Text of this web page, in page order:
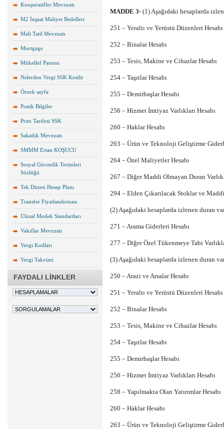
Kooperatifler Mevzuatı
M2 İnşaat Maliyet Bedelleri
Mali Tatil Mevzuatı
Mortgage
Mükellef Panosu
Nelerden Vergi SSK Kesilir
Örnek sayfa
Pratik Bilgiler
Prim Tarifesi SSK
Sakatlık Mevzuatı
SMMM Ertan KOŞUCU
Sosyal Güvenlik Terimleri
Sözlüğü
Tek Düzen Hesap Planı
Transfer Fiyatlandırması
Ulusal Meslek Standartları
Vakıflar Mevzuatı
Vergi Kodları
Vergi Takvimi
FAYDALI LİNKLER
MADDE 3- (1) Aşağıdaki hesaplarda
251 – Yeraltı ve Yerüstü Düzenleri Hesabı
252 – Binalar Hesabı
253 – Tesis, Makine ve Cihazlar Hesabı
254 – Taşıtlar Hesabı
255 – Demirbaşlar Hesabı
256 – Hizmet İmtiyaz Varlıkları Hesabı
260 – Haklar Hesabı
263 – Ürün ve Teknoloji Geliştirme
264 – Özel Maliyetler Hesabı
267 – Diğer Maddi Olmayan Duran
294 – Elden Çıkarılacak Stoklar ve
(2) Aşağıdaki hesaplarda izlenen duran
271 – Arama Giderleri Hesabı
277 – Diğer Özel Tükenmeye Tabi
(3) Aşağıdaki hesaplarda izlenen duran
250 – Arazi ve Arsalar Hesabı
251 – Yeraltı ve Yerüstü Düzenleri Hesabı
252 – Binalar Hesabı
253 – Tesis, Makine ve Cihazlar Hesabı
254 – Taşıtlar Hesabı
255 – Demirbaşlar Hesabı
256 – Hizmet İmtiyaz Varlıkları Hesabı
258 – Yapılmakta Olan Yatırımlar Hesabı
260 – Haklar Hesabı
263 – Ürün ve Teknoloji Geliştirme